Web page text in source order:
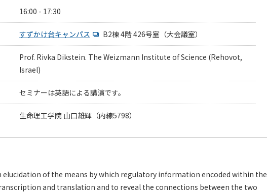
16:00 - 17:30
すずかけ台キャンパス B2棟 4階 426号室（大会議室）
Prof. Rivka Dikstein. The Weizmann Institute of Science (Rehovot,
Israel)
セミナーは英語による講演です。
生命理工学院 山口雄輝（内線5798）
elucidation of the means by which regulatory information encoded within the
and translation and to reveal the connections between the two